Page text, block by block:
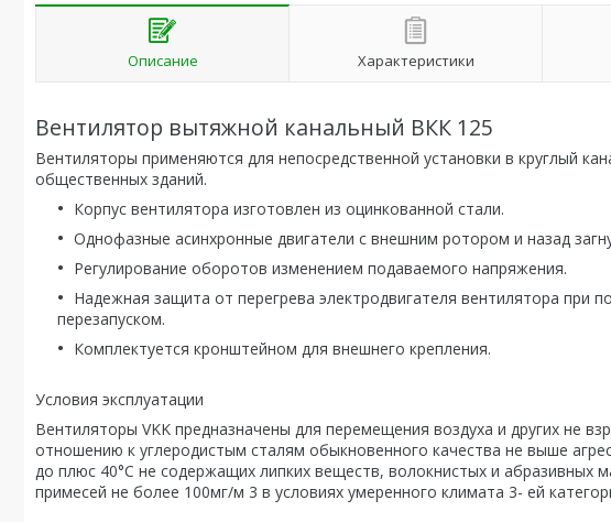
Описание Характеристики
Вентилятор вытяжной канальный ВКК 125
Вентиляторы применяются для непосредственной установки в круглый
общественных зданий.
Корпус вентилятора изготовлен из оцинкованной стали.
Однофазные асинхронные двигатели с внешним ротором и назад
Регулирование оборотов изменением подаваемого напряжения.
Надежная защита от перегрева электродвигателя вентилятора при
перезапуском.
Комплектуется кронштейном для внешнего крепления.
Условия эксплуатации
Вентиляторы VKK предназначены для перемещения воздуха и других не
отношению к углеродистым сталям обыкновенного качества не выше
до плюс 40°С не содержащих липких веществ, волокнистых и абразивных
примесей не более 100мг/м 3 в условиях умеренного климата 3- ей